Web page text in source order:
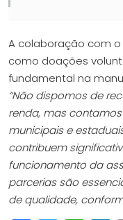
A colaboração com
como doações
fundamental na
“Não dispomos de
renda, mas
municipais e
contribuem
funcionamento da
parcerias são
de qualidade,